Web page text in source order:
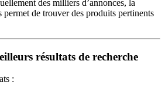
des milliers d’annonces, la
permet de trouver des produits pertinents
résultats de recherche
: